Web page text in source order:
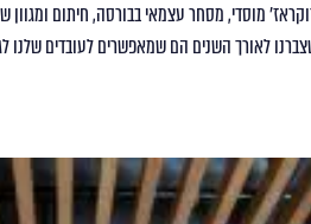
מוסדי, מסחר עצמאי בבורסה, חיתום ומגוון
לאורך השנים הם שמאפשרים לעובדים שלנו